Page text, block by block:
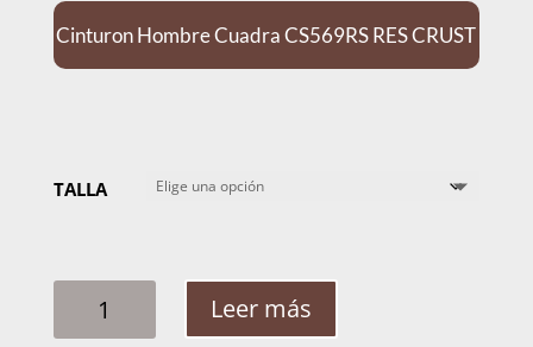
Cinturon Hombre Cuadra CS569RS RES CRUST
TALLA
HOMBRE
Leer más